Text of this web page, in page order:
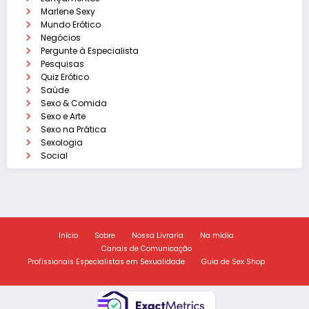
Marlene Sexy
Mundo Erótico
Negócios
Pergunte à Especialista
Pesquisas
Quiz Erótico
Saúde
Sexo & Comida
Sexo e Arte
Sexo na Prática
Sexologia
Social
Início Sobre Nossa Livraria
Na mídia
Canais de Comunicação
Profissionais Especialistas em Sexualidade
Guia de Sex Shop